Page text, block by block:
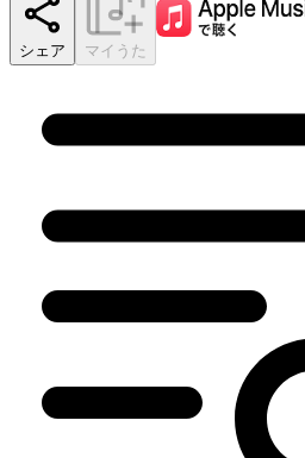
シェア マイうた